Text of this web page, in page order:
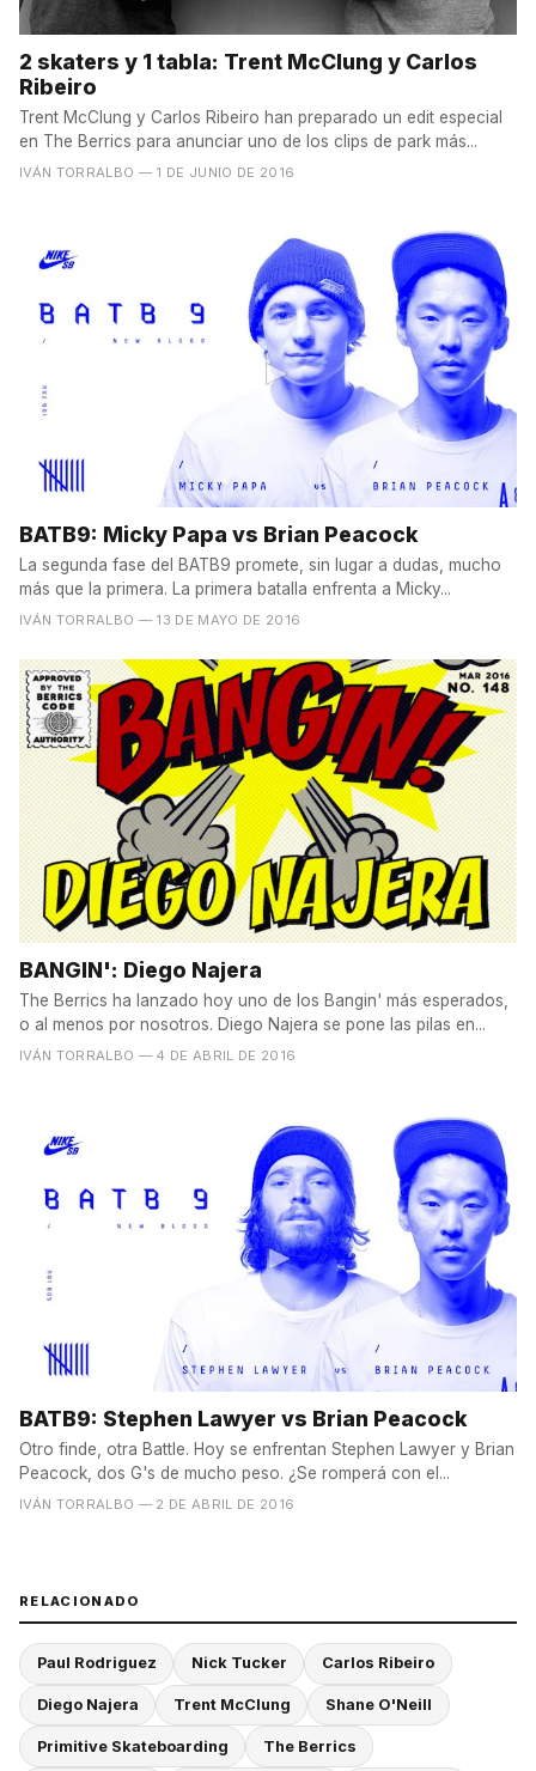
2 skaters y 1 tabla: Trent McClung y Carlos
Ribeiro
Trent McClung y Carlos Ribeiro han preparado un edit especial
en The Berrics para anunciar uno de los clips de park más...
IVÁN TORRALBO — 1 DE JUNIO DE 2016
BATB9: Micky Papa vs Brian Peacock
La segunda fase del BATB9 promete, sin lugar a dudas, mucho
más que la primera. La primera batalla enfrenta a Micky...
IVÁN TORRALBO — 13 DE MAYO DE 2016
BANGIN': Diego Najera
The Berrics ha lanzado hoy uno de los Bangin' más esperados,
o al menos por nosotros. Diego Najera se pone las pilas en...
IVÁN TORRALBO — 4 DE ABRIL DE 2016
BATB9: Stephen Lawyer vs Brian Peacock
Otro finde, otra Battle. Hoy se enfrentan Stephen Lawyer y Brian
Peacock, dos G's de mucho peso. ¿Se romperá con el...
IVÁN TORRALBO — 2 DE ABRIL DE 2016
RELACIONADO
Paul Rodriguez Nick Tucker Carlos Ribeiro
Diego Najera Trent McClung Shane O'Neill
Primitive Skateboarding The Berrics